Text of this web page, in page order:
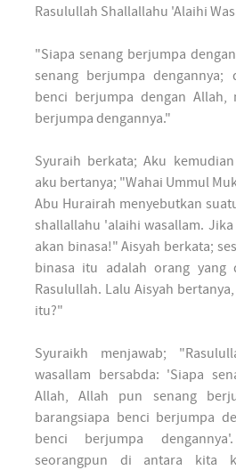
Rasulullah Shallallahu 'Alaihi
"Siapa senang berjumpa
senang berjumpa dengannya;
benci berjumpa dengan Allah,
berjumpa dengannya."
Syuraih berkata; Aku
aku bertanya; "Wahai Ummul
Abu Hurairah menyebutkan
shallallahu 'alaihi wasallam.
akan binasa!" Aisyah berkata;
binasa itu adalah orang yang
Rasulullah. Lalu Aisyah
itu?"
Syuraikh menjawab;
wasallam bersabda: 'Siapa
Allah, Allah pun senang
barangsiapa benci berjumpa
benci berjumpa
seorangpun di antara kita